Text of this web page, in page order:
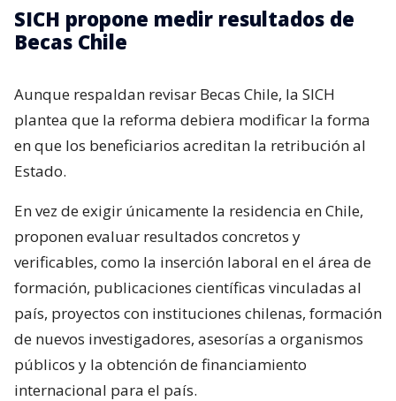
SICH propone medir resultados de
Becas Chile
Aunque respaldan revisar Becas Chile, la SICH
plantea que la reforma debiera modificar la forma
en que los beneficiarios acreditan la retribución al
Estado.
En vez de exigir únicamente la residencia en Chile,
proponen evaluar resultados concretos y
verificables, como la inserción laboral en el área de
formación, publicaciones científicas vinculadas al
país, proyectos con instituciones chilenas, formación
de nuevos investigadores, asesorías a organismos
públicos y la obtención de financiamiento
internacional para el país.